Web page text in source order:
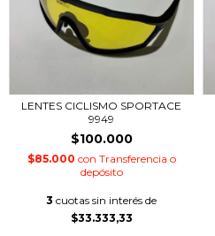
LENTES CICLISMO SPORTACE
9949
$100.000
$85.000 con Transferencia o
depósito
3 cuotas sin interés de
$33.333,33